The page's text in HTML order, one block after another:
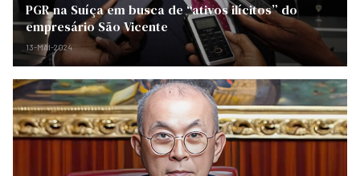
PGR na Suíça em busca de “ativos ilícitos” do
empresário São Vicente
13-MAI-2024